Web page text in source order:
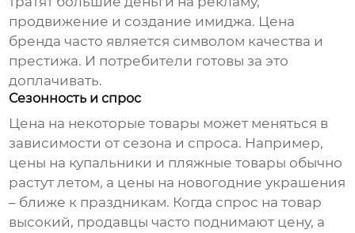
продвижение и создание имиджа. Цена
бренда часто является символом качества и
престижа. И потребители готовы за это
доплачивать.
Сезонность и спрос
Цена на некоторые товары может меняться в
зависимости от сезона и спроса. Например,
цены на купальники и пляжные товары обычно
растут летом, а цены на новогодние украшения
– ближе к праздникам. Когда спрос на товар
высокий, продавцы часто поднимают цену, а